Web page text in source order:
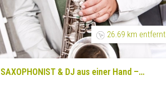
26.69 km entfernt
SAXOPHONIST & DJ aus einer Hand –